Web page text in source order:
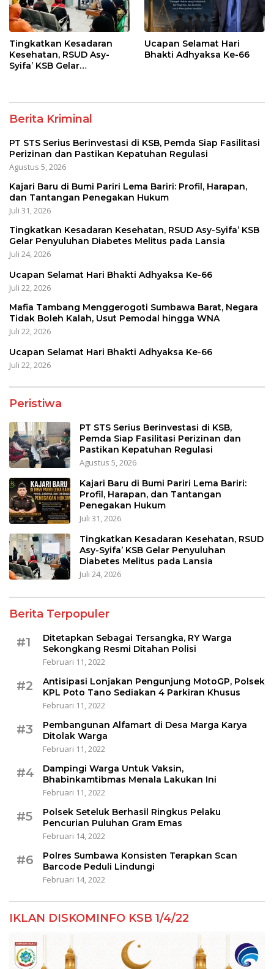
Tingkatkan Kesadaran
Kesehatan, RSUD Asy-
Syifa’ KSB Gelar
Ucapan Selamat Hari
Bhakti Adhyaksa Ke-66
Berita Kriminal
PT STS Serius Berinvestasi di KSB, Pemda Siap Fasilitasi
Perizinan dan Pastikan Kepatuhan Regulasi
Agustus 5, 2026
Kajari Baru di Bumi Pariri Lema Bariri: Profil, Harapan,
dan Tantangan Penegakan Hukum
Juli 31, 2026
Tingkatkan Kesadaran Kesehatan, RSUD Asy-Syifa’ KSB
Gelar Penyuluhan Diabetes Melitus pada Lansia
Juli 24, 2026
Ucapan Selamat Hari Bhakti Adhyaksa Ke-66
Juli 22, 2026
Mafia Tambang Menggerogoti Sumbawa Barat, Negara
Tidak Boleh Kalah, Usut Pemodal hingga WNA
Juli 22, 2026
Ucapan Selamat Hari Bhakti Adhyaksa Ke-66
Juli 22, 2026
Peristiwa
PT STS Serius Berinvestasi di KSB,
Pemda Siap Fasilitasi Perizinan dan
Pastikan Kepatuhan Regulasi
Agustus 5, 2026
Kajari Baru di Bumi Pariri Lema Bariri:
Profil, Harapan, dan Tantangan
Penegakan Hukum
Juli 31, 2026
Tingkatkan Kesadaran Kesehatan, RSUD
Asy-Syifa’ KSB Gelar Penyuluhan
Diabetes Melitus pada Lansia
Juli 24, 2026
Berita Terpopuler
#1
Ditetapkan Sebagai Tersangka, RY Warga
Sekongkang Resmi Ditahan Polisi
Februari 11, 2022
#2
Antisipasi Lonjakan Pengunjung MotoGP, Polsek
KPL Poto Tano Sediakan 4 Parkiran Khusus
Februari 11, 2022
#3
Pembangunan Alfamart di Desa Marga Karya
Ditolak Warga
Februari 11, 2022
#4
Dampingi Warga Untuk Vaksin,
Bhabinkamtibmas Menala Lakukan Ini
Februari 11, 2022
#5
Polsek Seteluk Berhasil Ringkus Pelaku
Pencurian Puluhan Gram Emas
Februari 14, 2022
#6
Polres Sumbawa Konsisten Terapkan Scan
Barcode Peduli Lindungi
Februari 14, 2022
IKLAN DISKOMINFO KSB 1/4/22